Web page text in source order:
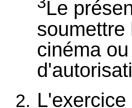
Le
soumettre
cinéma